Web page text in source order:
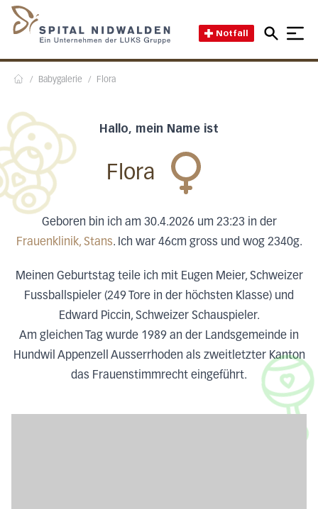
Notfall
/ Babygalerie / Flora
Hallo, mein Name ist
Flora
Geboren bin ich am 30.4.2026 um 23:23 in der
Frauenklinik, Stans. Ich war 46cm gross und wog 2340g.
Meinen Geburtstag teile ich mit Eugen Meier, Schweizer
Fussballspieler (249 Tore in der höchsten Klasse) und
Edward Piccin, Schweizer Schauspieler.
Am gleichen Tag wurde 1989 an der Landsgemeinde in
Hundwil Appenzell Ausserrhoden als zweitletzter Kanton
das Frauenstimmrecht eingeführt.